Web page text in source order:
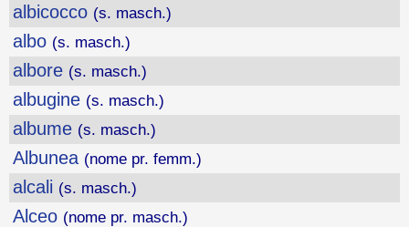
albicocco (s. masch.)
albo (s. masch.)
albore (s. masch.)
albugine (s. masch.)
albume (s. masch.)
Albunea (nome pr. femm.)
alcali (s. masch.)
Alceo (nome pr. masch.)